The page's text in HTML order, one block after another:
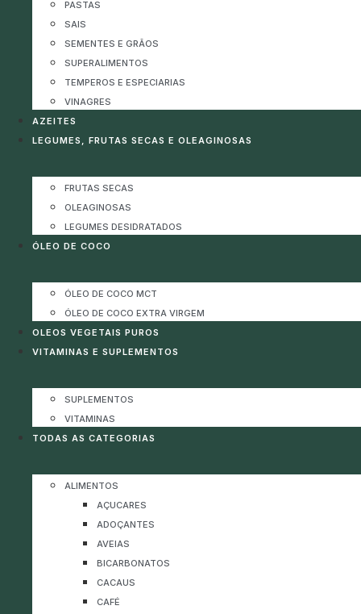
PASTAS
SAIS
SEMENTES E GRÃOS
SUPERALIMENTOS
TEMPEROS E ESPECIARIAS
VINAGRES
AZEITES
LEGUMES, FRUTAS SECAS E OLEAGINOSAS
FRUTAS SECAS
OLEAGINOSAS
LEGUMES DESIDRATADOS
ÓLEO DE COCO
ÓLEO DE COCO MCT
ÓLEO DE COCO EXTRA VIRGEM
OLEOS VEGETAIS PUROS
VITAMINAS E SUPLEMENTOS
SUPLEMENTOS
VITAMINAS
TODAS AS CATEGORIAS
ALIMENTOS
AÇUCARES
ADOÇANTES
AVEIAS
BICARBONATOS
CACAUS
CAFÉ